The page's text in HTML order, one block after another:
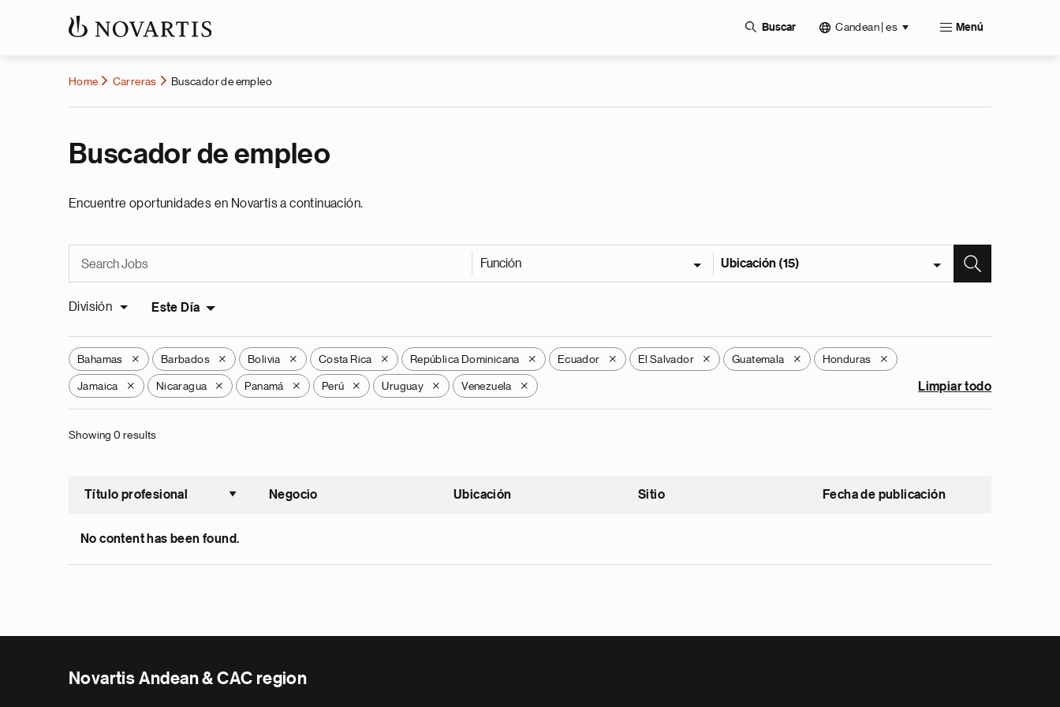
Buscar Candean | es Menú
Home Carreras Buscador de empleo
Buscador de empleo
Encuentre oportunidades en Novartis a continuación.
Función Ubicación (15)
División Este Día
Bahamas X Barbados X Bolivia X Costa Rica X República Dominicana X Ecuador X El Salvador X Guatemala X Honduras X
Jamaica X Nicaragua X Panamá X Perú X Uruguay X Venezuela X Limpiar todo
Showing 0 results
Título profesional
Ordenar ascendente
Negocio Ubicación Sitio Fecha de publicación
No content has been found.
Novartis Andean & CAC region